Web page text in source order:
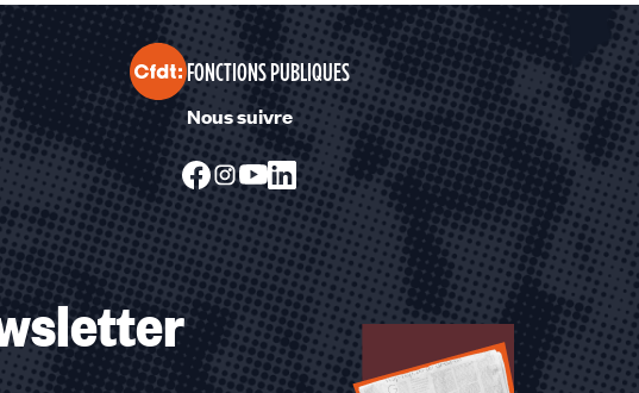
FONCTIONS PUBLIQUES
Nous suivre